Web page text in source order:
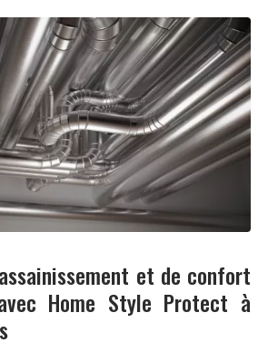
et de confort
Home Style Protect à